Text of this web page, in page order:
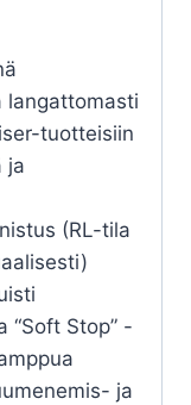
langattomasti
tuotteisiin
ja
(RL-tila
“Soft Stop” -
ja